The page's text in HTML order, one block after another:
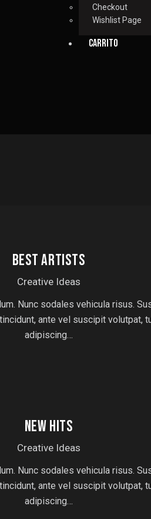
Checkout
Wishlist Page
CARRITO
BEST ARTISTS
Creative Ideas
Nunc sodales vehicula risus.
ante vel suscipit volutpat,
adipiscing…
NEW HITS
Creative Ideas
Nunc sodales vehicula risus.
ante vel suscipit volutpat,
adipiscing…